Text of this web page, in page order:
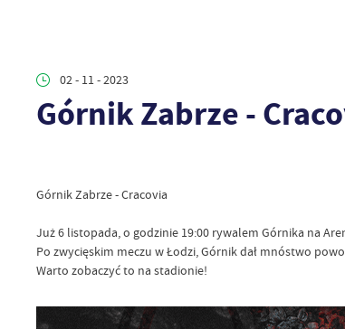
02 - 11 - 2023
Górnik Zabrze -
Górnik Zabrze - Cracovia
Już 6 listopada, o godzinie 19:00 rywalem Górnika na
Po zwycięskim meczu w Łodzi, Górnik dał mnóstwo
Warto zobaczyć to na stadionie!